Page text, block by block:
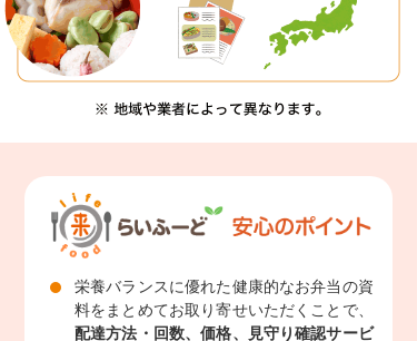
栄養バランスに優れた健康的なお弁当の資
料をまとめてお取り寄せいただくことで、
配達方法・回数、価格、見守り確認サービ